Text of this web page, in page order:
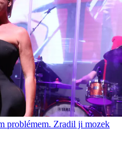
problémem. Zradil ji mozek